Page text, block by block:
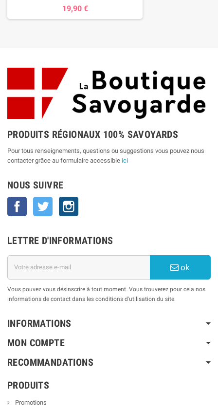
19,90 €
PRODUITS RÉGIONAUX 100% SAVOYARDS
Pour tous renseignements, questions ou suggestions vous pouvez nous
contacter grâce au formulaire accessible ici
NOUS SUIVRE
Facebook Twitter
LETTRE D'INFORMATIONS
ok
Vous pouvez vous désinscrire à tout moment. Vous trouverez pour cela nos
informations de contact dans les conditions d'utilisation du site.
INFORMATIONS
MON COMPTE
RECOMMANDATIONS
PRODUITS
Promotions